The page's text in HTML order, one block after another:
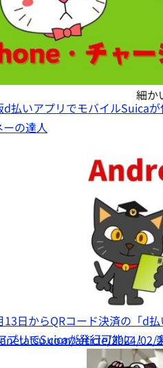
細か
払いアプリでモバイルSuica
の達人
13日からQRコード決済の「d
article/2024/02/
プリでSuicaが発行可能に！